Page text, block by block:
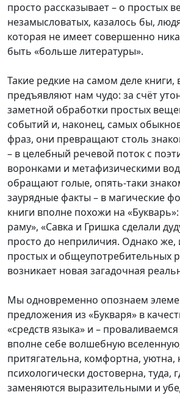
просто рассказывает – о простых
незамысловатых, казалось бы,
которая не имеет совершенно
быть «больше литературы».
Такие редкие на самом деле книги,
предъявляют нам чудо: за счёт
заметной обработки простых
событий и, наконец, самых
фраз, они превращают столь
– в целебный речевой поток с
воронками и метафизическими
обращают голые, опять-таки
заурядные факты – в магические
книги вполне похожи на
раму», «Савка и Гришка сделали
просто до неприличия. Однако же,
простых и общеупотребительных
возникает новая загадочная
Мы одновременно опознаем
предложения из «Букваря» в
«средств языка» и –
вполне себе волшебную
притягательна, комфортна, уютна,
психологически достоверна, туда,
заменяются выразительными и